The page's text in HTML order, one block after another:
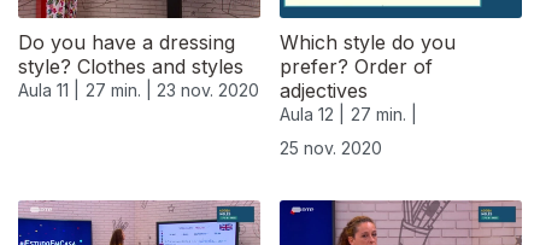
Do you have a dressing
style? Clothes and styles
Aula 11 | 27 min. | 23 nov. 2020
Which style do you
prefer? Order of
adjectives
Aula 12 |
27 min. |
25 nov. 2020